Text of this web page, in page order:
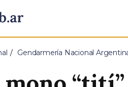
Gendarmería Nacional